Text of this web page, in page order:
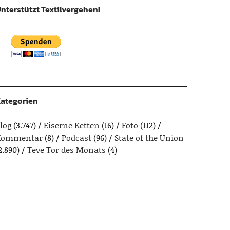
Textilvergehen!
(3.747) Eiserne Ketten (16) Foto (112)
(8) Podcast(96)
State of the Union
Teve Tor des Monats (4)